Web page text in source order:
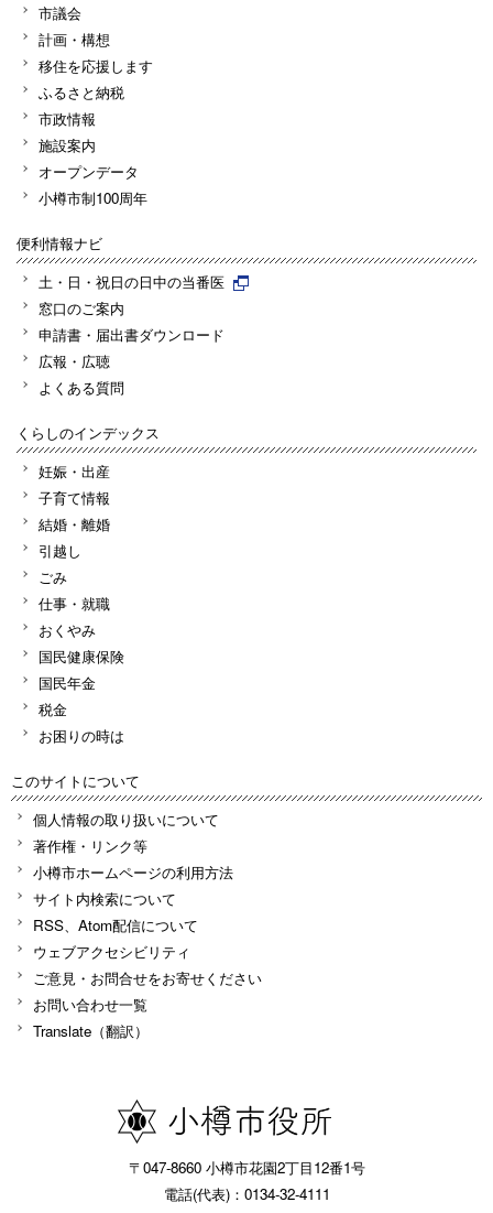
市議会
計画・構想
移住を応援します
ふるさと納税
市政情報
施設案内
オープンデータ
小樽市制100周年
便利情報ナビ
土・日・祝日の日中の当番医
窓口のご案内
申請書・届出書ダウンロード
広報・広聴
よくある質問
くらしのインデックス
妊娠・出産
子育て情報
結婚・離婚
引越し
ごみ
仕事・就職
おくやみ
国民健康保険
国民年金
税金
お困りの時は
このサイトについて
個人情報の取り扱いについて
著作権・リンク等
小樽市ホームページの利用方法
サイト内検索について
RSS、Atom配信について
ウェブアクセシビリティ
ご意見・お問合せをお寄せください
お問い合わせ一覧
Translate（翻訳）
〒047-8660 小樽市花園2丁目12番1号
電話(代表)：0134-32-4111